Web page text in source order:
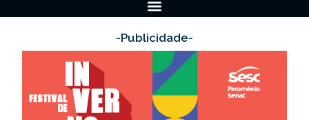
-Publicidade-